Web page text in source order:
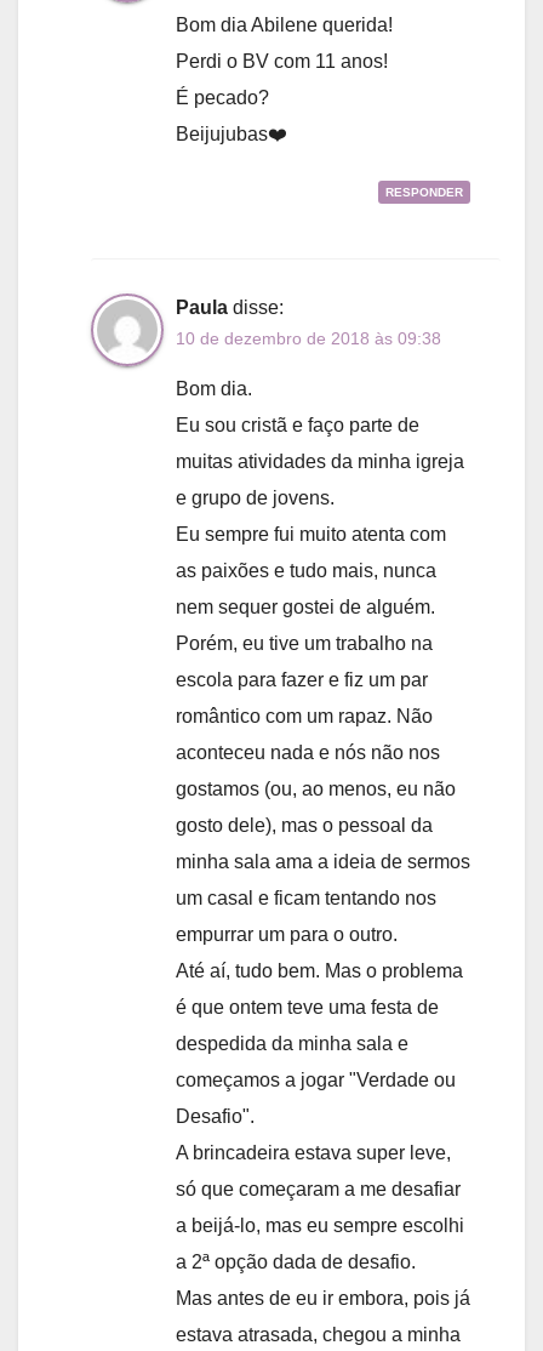
Bom dia Abilene querida!
Perdi o BV com 11 anos!
É pecado?
Beijujubas❤️
RESPONDER
Paula disse:
10 de dezembro de 2018 às 09:38
Bom dia.
Eu sou cristã e faço parte de
muitas atividades da minha igreja
e grupo de jovens.
Eu sempre fui muito atenta com
as paixões e tudo mais, nunca
nem sequer gostei de alguém.
Porém, eu tive um trabalho na
escola para fazer e fiz um par
romântico com um rapaz. Não
aconteceu nada e nós não nos
gostamos (ou, ao menos, eu não
gosto dele), mas o pessoal da
minha sala ama a ideia de sermos
um casal e ficam tentando nos
empurrar um para o outro.
Até aí, tudo bem. Mas o problema
é que ontem teve uma festa de
despedida da minha sala e
começamos a jogar "Verdade ou
Desafio".
A brincadeira estava super leve,
só que começaram a me desafiar
a beijá-lo, mas eu sempre escolhi
a 2ª opção dada de desafio.
Mas antes de eu ir embora, pois já
estava atrasada, chegou a minha